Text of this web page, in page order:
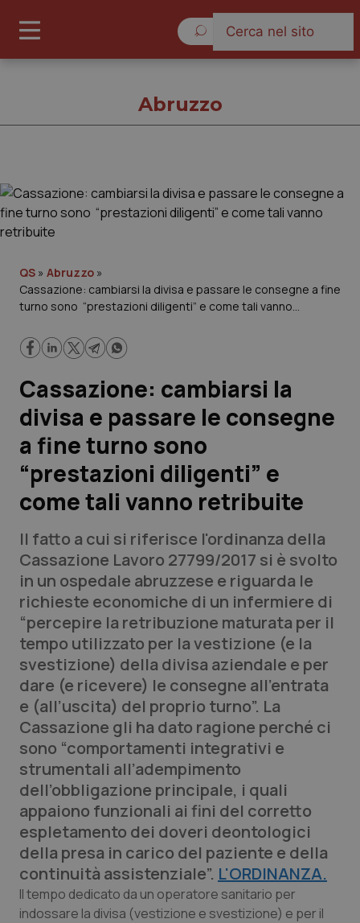
Cronache
Governo e Parlamento
Regioni e Asl
Lavoro e Professioni
Scienza e Farmaci
Studi e Analisi
Lettere al direttore
QS Pro
Professionisti Sanitari.AI
Abruzzo
Basilicata
Calabria
Campania
Emilia-Romagna
Friuli Venezia Giulia
Lazio
QS Pro Gold
Artrite & artrosi
Asma & BPCO
Car-T
Colesterolo & coronaropatie
Dermatite Atopica
Diabete & glucometri
QS Club Newsletter
Abruzzo
QS » Abruzzo »
Cassazione: cambiarsi la divisa e passare le consegne a fine
turno sono “prestazioni diligenti” e come tali vanno
Cassazione: cambiarsi la
divisa e passare le consegne
a fine turno sono
“prestazioni diligenti” e
come tali vanno retribuite
Il fatto a cui si riferisce l'ordinanza della
Cassazione Lavoro 27799/2017 si è svolto
in un ospedale abruzzese e riguarda le
richieste economiche di un infermiere di
“percepire la retribuzione maturata per il
tempo utilizzato per la vestizione (e la
svestizione) della divisa aziendale e per
dare (e ricevere) le consegne all’entrata
e (all’uscita) del proprio turno”. La
Cassazione gli ha dato ragione perché ci
sono “comportamenti integrativi e
strumentali all’adempimento
dell’obbligazione principale, i quali
appaiono funzionali ai fini del corretto
espletamento dei doveri deontologici
della presa in carico del paziente e della
continuità assistenziale”. L'ORDINANZA.
Il tempo dedicato da un operatore sanitario per
indossare la divisa (vestizione e svestizione) e per il